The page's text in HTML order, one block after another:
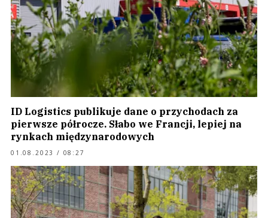
ID Logistics publikuje dane o przychodach za
pierwsze półrocze. Słabo we Francji, lepiej na
rynkach międzynarodowych
01.08.2023 / 08:27